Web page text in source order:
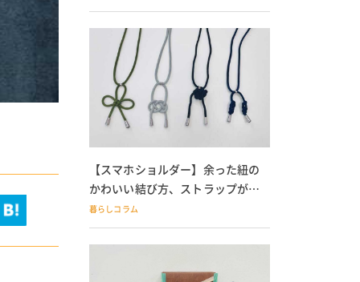
【スマホショルダー】余った紐の
かわいい結び方、ストラップが落
ちる人必見
暮らしコラム